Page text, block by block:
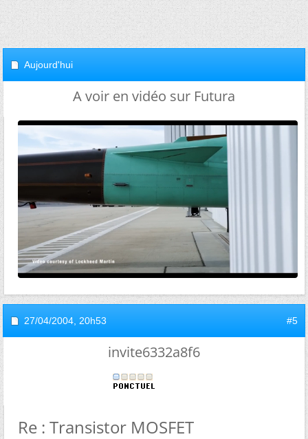
Aujourd'hui
A voir en vidéo sur Futura
27/04/2004, 20h53 #5
invite6332a8f6
Re : Transistor MOSFET